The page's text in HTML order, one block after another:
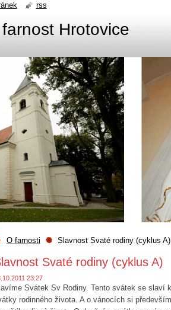
Hrotovice
O farnosti Slavnost Svaté rodiny (cyklus A)
Svaté rodiny (cyklus A)
23:27
Svátek Sv Rodiny. Tento svátek se slaví
rodinného života. A o vánocích si
rss